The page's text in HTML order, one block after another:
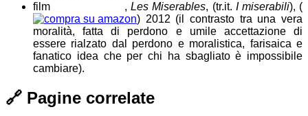
,Les Miserables, (tr.it. I miserabili), (
) 2012 (il contrasto tra una vera
moralità, fatta di perdono e umile accettazione di
essere rialzato dal perdono e moralistica, farisaica e
fanatico idea che per chi ha sbagliato è impossibile
cambiare).
🔗 Pagine correlate